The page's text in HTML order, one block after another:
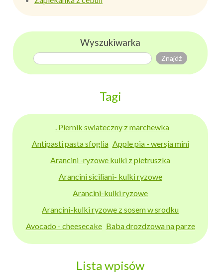
Wyszukiwarka
Tagi
. Piernik swiateczny z marchewka
Antipasti pasta sfoglia Apple pia - wersja mini
Arancini -ryzowe kulki z pietruszka
Arancini siciliani- kulki ryzowe
Arancini-kulki ryzowe
Arancini-kulki ryzowe z sosem w srodku
Avocado - cheesecake Baba drozdzowa na parze
Lista wpisów